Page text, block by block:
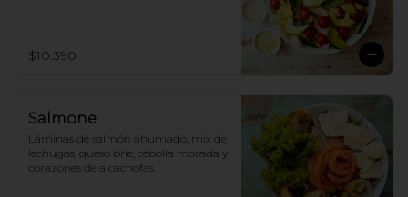
$10.390
Salmone
Láminas de salmón ahumado, mix de
lechugas, queso brie, cebolla morada y
corazones de alcachofas.